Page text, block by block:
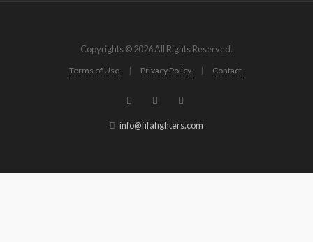
Copyrights © 2026 All Rights Reserved.
Terms of Use | Privacy Policy | Contact
info@fifafighters.com